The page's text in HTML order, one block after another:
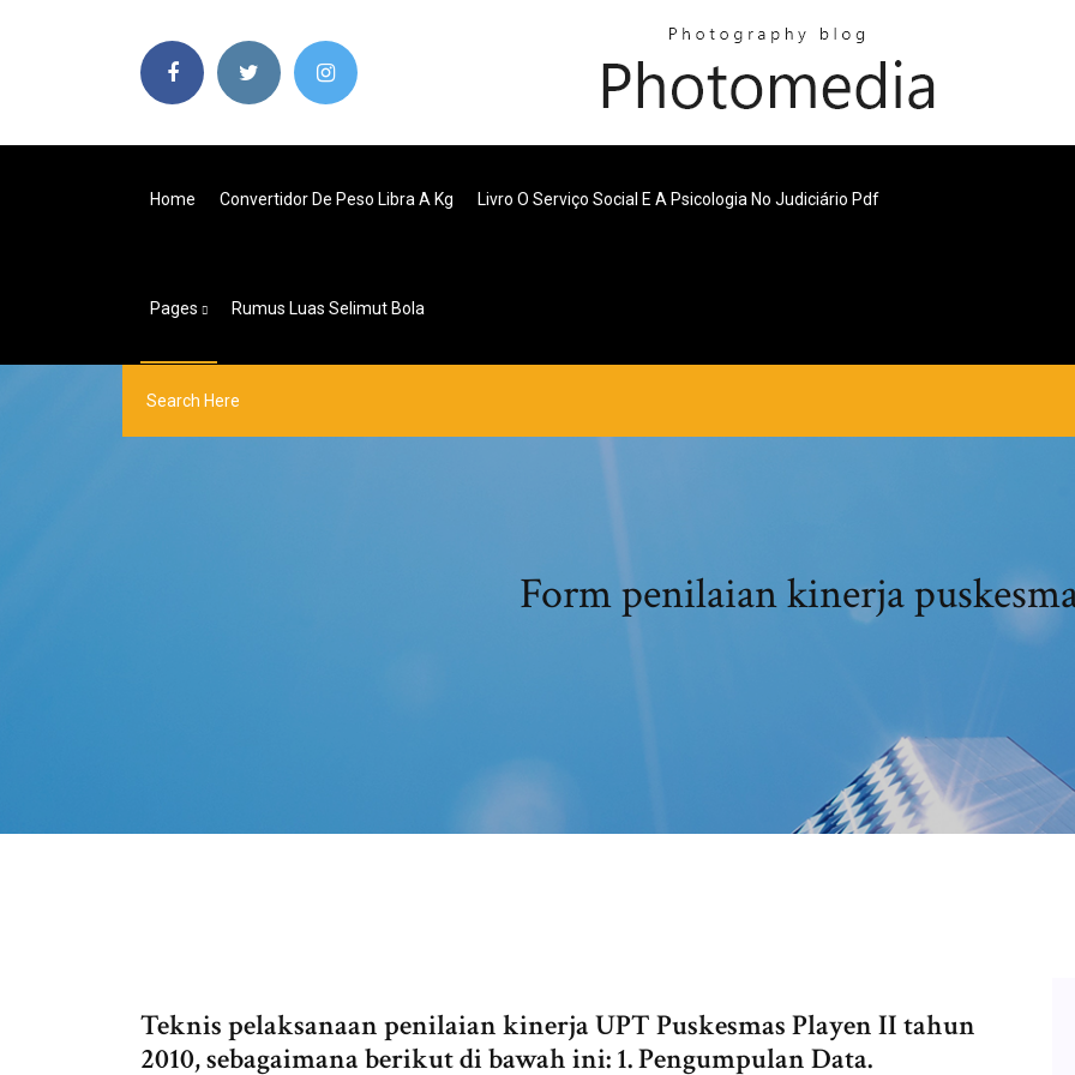
Home Convertidor De Peso Libra A Kg Livro O Serviço Social E A Psicologia No Judiciário Pdf
Pages Rumus Luas Selimut Bola
Form penilaian kinerja
Teknis pelaksanaan penilaian kinerja UPT Puskesmas Playen II tahun
2010, sebagaimana berikut di bawah ini: 1. Pengumpulan Data.